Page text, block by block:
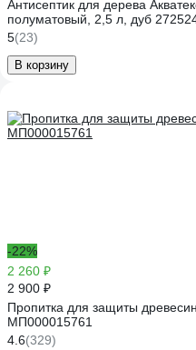
Антисептик для дерева
полуматовый, 2,5 л, дуб
5(23)
В корзину
-22%
2 260 ₽
2 900 ₽
Пропитка для защиты
МП000015761
4.6(329)